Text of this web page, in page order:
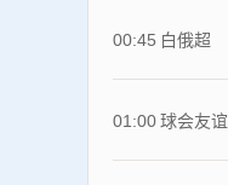
00:45 白俄超
01:00球会友谊